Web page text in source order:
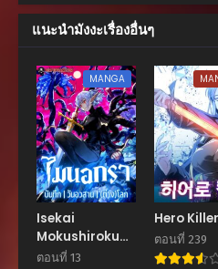
ตอนที่ 171
สิงหาคม 21, 2025
ตอนที่ 170
สิงหาคม 21, 2025
ตอนที่ 169
สิงหาคม 21, 2025
ตอนที่ 168
สิงหาคม 21, 2025
ตอนที่ 167
สิงหาคม 21, 2025
แนะนำมังงะเรื่องอื่นๆ
MANGA
Isekai
Mokushiroku
Mynoghra
ตอนที่ 13
Hero Killer
ตอนที่ 239